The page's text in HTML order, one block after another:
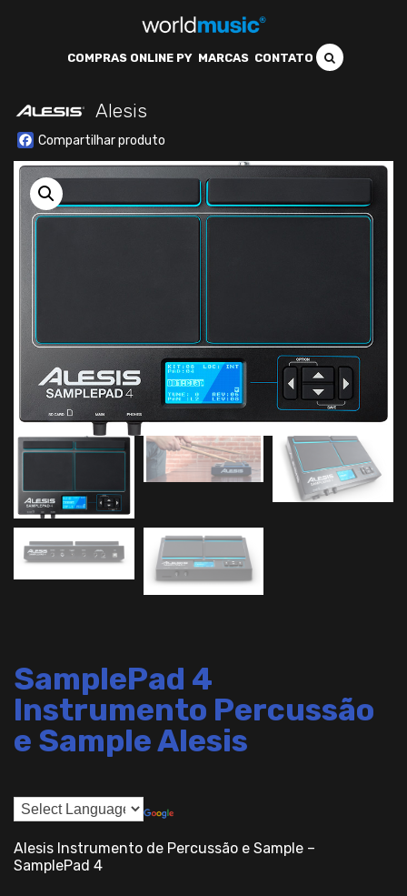
COMPRAS ONLINE PY MARCAS CONTATO
Alesis
Facebook
SamplePad 4
Instrumento Percussão
e Sample Alesis
Alesis Instrumento de Percussão e Sample –
SamplePad 4